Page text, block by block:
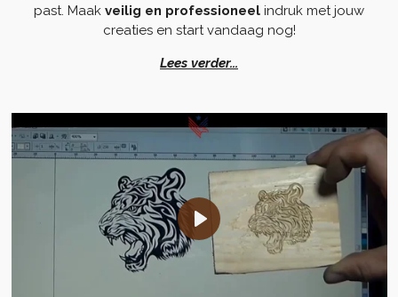
past. Maak veilig en professioneel indruk met jouw
creaties en start vandaag nog!
Lees verder...
P